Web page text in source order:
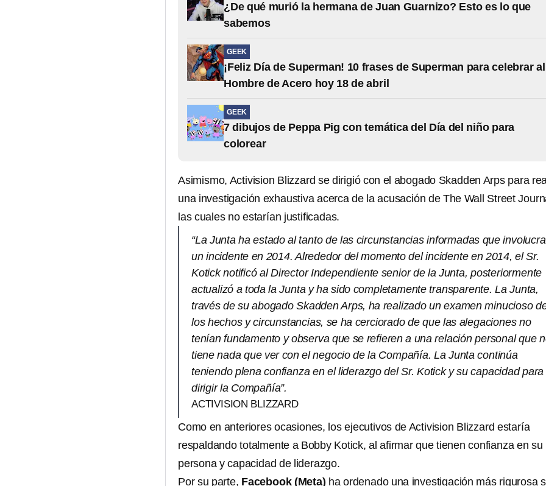
¿De qué murió la hermana de Juan Guarnizo? Esto es lo que
sabemos
GEEK
¡Feliz Día de Superman! 10 frases de Superman para celebrar al
Hombre de Acero hoy 18 de abril
GEEK
7 dibujos de Peppa Pig con temática del Día del niño para
colorear
Asimismo, Activision Blizzard se dirigió con el abogado Skadden Arps para
una investigación exhaustiva acerca de la acusación de The Wall Street
las cuales no estarían justificadas.
“La Junta ha estado al tanto de las circunstancias informadas que
un incidente en 2014. Alrededor del momento del incidente en 2014, el Sr.
Kotick notificó al Director Independiente senior de la Junta, posteriormente
actualizó a toda la Junta y ha sido completamente transparente. La Junta,
través de su abogado Skadden Arps, ha realizado un examen minucioso
los hechos y circunstancias, se ha cerciorado de que las alegaciones no
tenían fundamento y observa que se refieren a una relación personal que
tiene nada que ver con el negocio de la Compañía. La Junta continúa
teniendo plena confianza en el liderazgo del Sr. Kotick y su capacidad para
dirigir la Compañía”.
ACTIVISION BLIZZARD
Como en anteriores ocasiones, los ejecutivos de Activision Blizzard estaría
respaldando totalmente a Bobby Kotick, al afirmar que tienen confianza en su
persona y capacidad de liderazgo.
Por su parte, Facebook (Meta) ha ordenado una investigación más rigurosa